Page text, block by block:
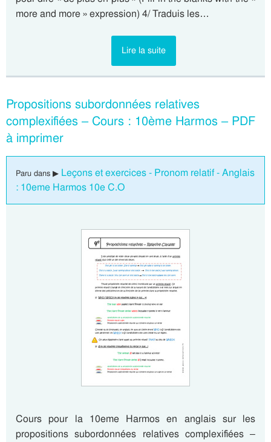
more and more » expression) 4/ Traduis les…
Lire la suite
Propositions subordonnées relatives
complexifiées – Cours : 10ème Harmos – PDF
à imprimer
Paru dans ▶ Leçons et exercices - Pronom relatif - Anglais
: 10eme Harmos 10e C.O
Cours pour la 10eme Harmos en anglais sur les
propositions subordonnées relatives complexifiées –